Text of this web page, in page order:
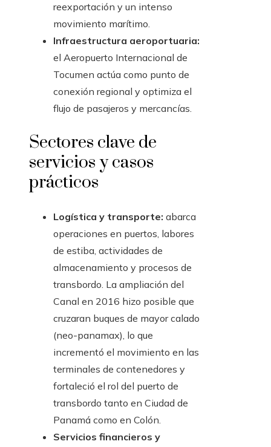
reexportación y un intenso
movimiento marítimo.
Infraestructura aeroportuaria:
el Aeropuerto Internacional de
Tocumen actúa como punto de
conexión regional y optimiza el
flujo de pasajeros y mercancías.
Sectores clave de
servicios y casos
prácticos
Logística y transporte: abarca
operaciones en puertos, labores
de estiba, actividades de
almacenamiento y procesos de
transbordo. La ampliación del
Canal en 2016 hizo posible que
cruzaran buques de mayor calado
(neo-panamax), lo que
incrementó el movimiento en las
terminales de contenedores y
fortaleció el rol del puerto de
transbordo tanto en Ciudad de
Panamá como en Colón.
Servicios financieros y